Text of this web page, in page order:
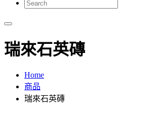
瑞來石英磚
Home
商品
瑞來石英磚